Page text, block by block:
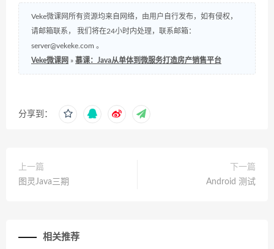
Veke微课网所有资源均来自网络，由用户自行发布，如有侵权，
请邮箱联系， 我们将在24小时内处理，联系邮箱：
server@vekeke.com 。
Veke微课网 » 慕课：Java从单体到微服务打造房产销售平台
分享到：
上一篇
图灵Java三期
下一篇
Android 测试
相关推荐